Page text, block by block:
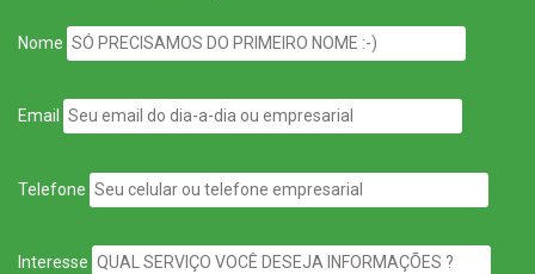
Nome
Email
Telefone
Interesse